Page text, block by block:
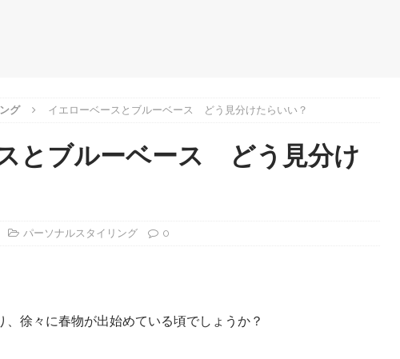
グ イエローベースとブルーベース どう見分けたらいい？
とブルーベース どう見分け
パーソナルスタイリング 0
、徐々に春物が出始めている頃でしょうか？